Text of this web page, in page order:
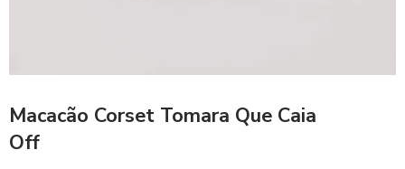
Macacão Corset Tomara Que Caia
Off